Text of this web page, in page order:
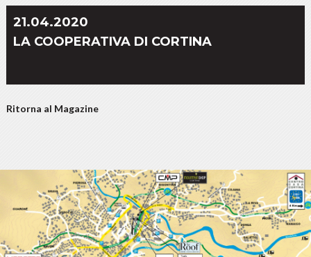
21.04.2020
LA COOPERATIVA DI CORTINA
Ritorna al Magazine